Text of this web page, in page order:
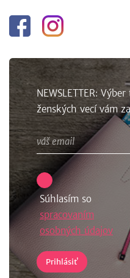
Facebook
NEWSLETTER:
ženských vecí vám
Súhlasím so
spracovaním
osobných údajov